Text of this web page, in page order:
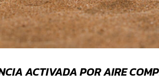
ACTIVADA POR AIRE